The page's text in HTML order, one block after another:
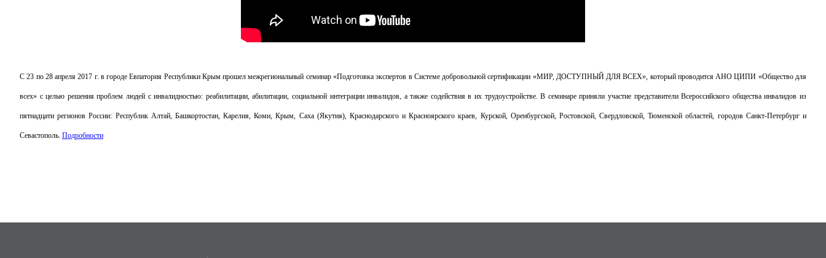
С 23 по 28 апреля 2017 г. в городе Евпатория Республики Крым прошел межрегиональный семинар «Подготовка экспертов в Системе добровольной сертификации «МИР, ДОСТУПНЫЙ ДЛЯ ВСЕХ», который проводится АНО ЦИПИ «Общество для
всех» с целью решения проблем людей с инвалидностью: реабилитации, абилитации, социальной интеграции инвалидов, а также содействия в их трудоустройстве. В семинаре приняли участие представители Всероссийского общества инвалидов из
пятнадцати регионов России: Республик Алтай, Башкортостан, Карелия, Коми, Крым, Саха (Якутия), Краснодарского и Красноярского краев, Курской, Оренбургской, Ростовской, Свердловской, Тюменской областей, городов Санкт-Петербург и
Севастополь. Подробности